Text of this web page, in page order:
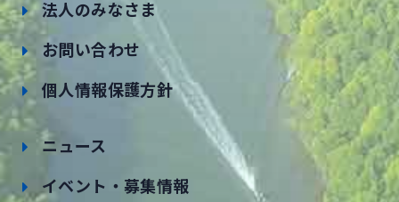
法人のみなさま
お問い合わせ
個人情報保護方針
ニュース
イベント・募集情報